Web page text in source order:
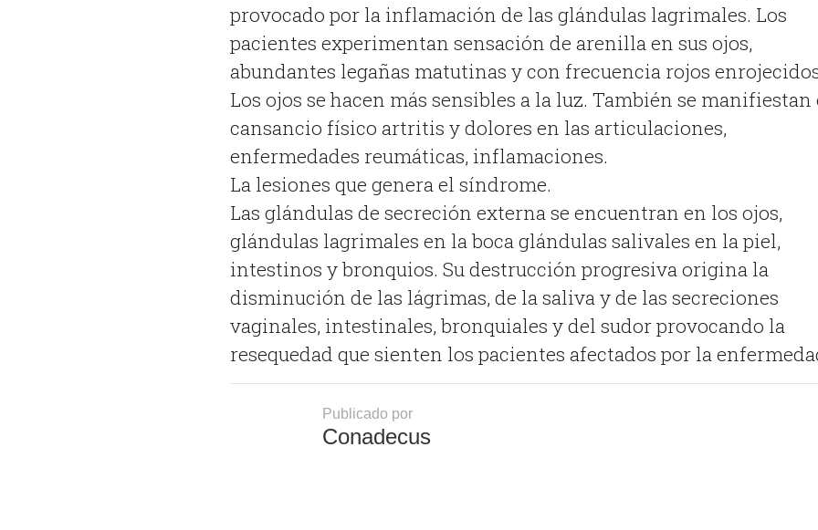
provocado por la inflamación de las glándulas lagrimales. Los
pacientes experimentan sensación de arenilla en sus ojos,
abundantes legañas matutinas y con frecuencia rojos
Los ojos se hacen más sensibles a la luz. También se manifiestan
cansancio físico artritis y dolores en las articulaciones,
enfermedades reumáticas, inflamaciones.
La lesiones que genera el síndrome.
Las glándulas de secreción externa se encuentran en los ojos,
glándulas lagrimales en la boca glándulas salivales en la piel,
intestinos y bronquios. Su destrucción progresiva origina la
disminución de las lágrimas, de la saliva y de las secreciones
vaginales, intestinales, bronquiales y del sudor provocando la
resequedad que sienten los pacientes afectados por la
Publicado por
Conadecus